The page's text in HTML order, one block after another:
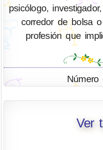
psicólogo,
corredor de bolsa
profesión que
Número
Ver